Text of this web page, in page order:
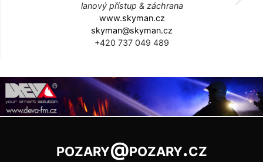
lanový přístup & záchrana
www.skyman.cz
skyman@skyman.cz
+420 737 049 489
pozary@pozary.cz